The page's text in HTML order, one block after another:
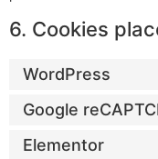
6. Cookies
WordPress
Google
Elementor